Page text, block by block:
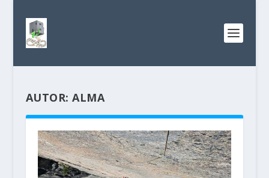
AUTOR:ALMA